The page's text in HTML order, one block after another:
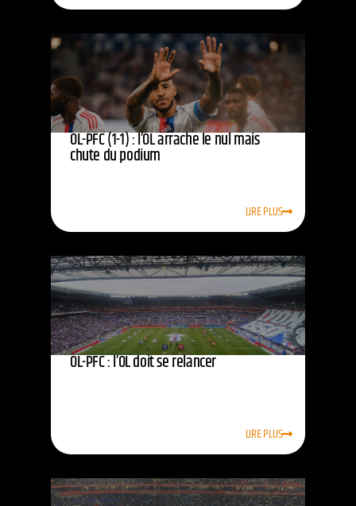
OL-PFC (1-1) : l’OL arrache le nul mais
chute du podium
LIRE PLUS
OL-PFC : l’OL doit se relancer
LIRE PLUS